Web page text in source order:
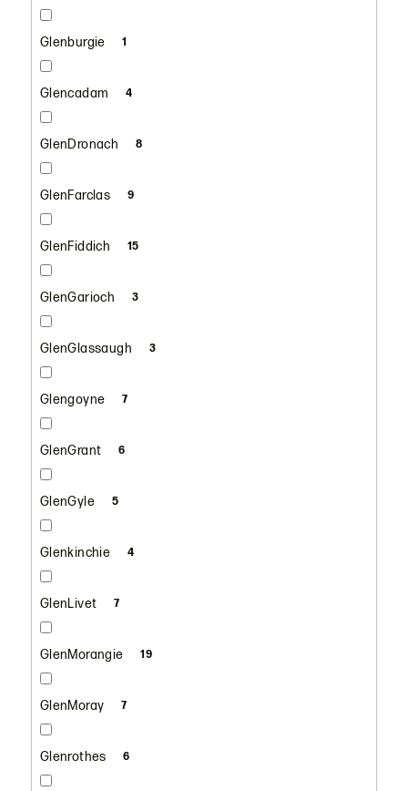
Glenburgie 1
Glencadam 4
GlenDronach 8
GlenFarclas 9
GlenFiddich 15
GlenGarioch 3
GlenGlassaugh 3
Glengoyne 7
GlenGrant 6
GlenGyle 5
Glenkinchie 4
GlenLivet 7
GlenMorangie 19
GlenMoray 7
Glenrothes 6